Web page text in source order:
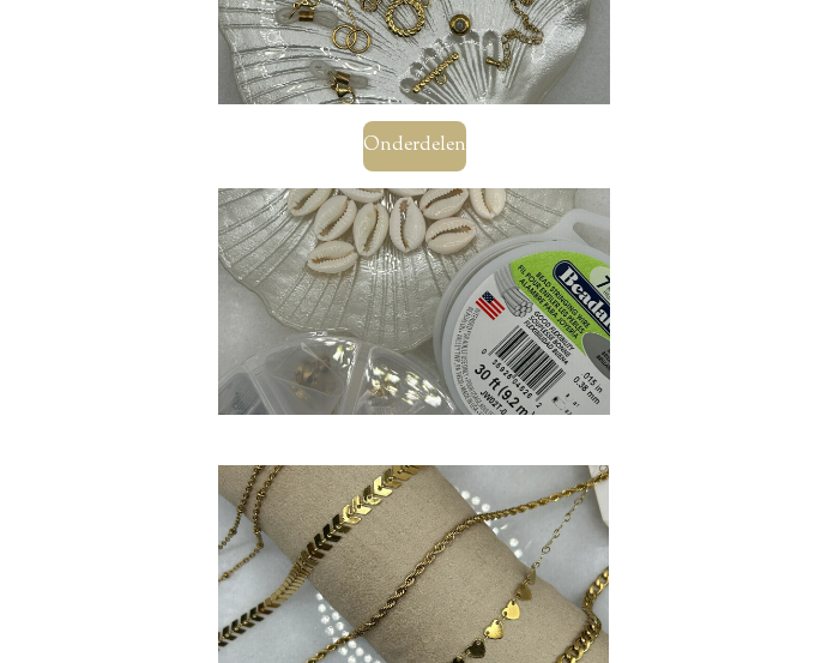
Onderdelen